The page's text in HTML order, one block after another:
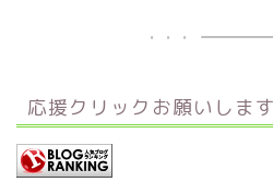
応援クリックお願いします